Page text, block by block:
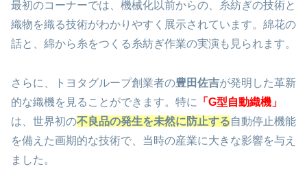
最初のコーナーでは、機械化以前からの、糸紡ぎの技術と
織物を織る技術がわかりやすく展示されています。綿花の
話と、綿から糸をつくる糸紡ぎ作業の実演も見られます。
さらに、トヨタグループ創業者の豊田佐吉が発明した革新
的な織機を見ることができます。特に
「G型自動織機」
は、世界初の不良品の発生を未然に防止する自動停止機能
を備えた画期的な技術で、当時の産業に大きな影響を与え
ました。